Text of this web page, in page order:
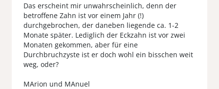
Das erscheint mir unwahrscheinlich, denn der
betroffene Zahn ist vor einem Jahr (!)
durchgebrochen, der daneben liegende ca. 1-2
Monate später. Lediglich der Eckzahn ist vor zwei
Monaten gekommen, aber für eine
Durchbruchzyste ist er doch wohl ein bisschen weit
weg, oder?
MArion und MAnuel